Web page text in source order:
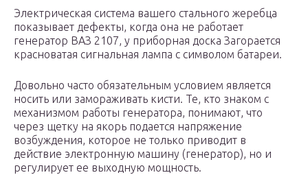
Электрическая система вашего стального жеребца
показывает дефекты, когда она не работает
генератор ВАЗ 2107, у приборная доска Загорается
красноватая сигнальная лампа с символом батареи.
Довольно часто обязательным условием является
носить или замораживать кисти. Те, кто знаком с
механизмом работы генератора, понимают, что
через щетку на якорь подается напряжение
возбуждения, которое не только приводит в
действие электронную машину (генератор), но и
регулирует ее выходную мощность.